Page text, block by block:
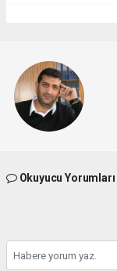
Okuyucu Yorumları